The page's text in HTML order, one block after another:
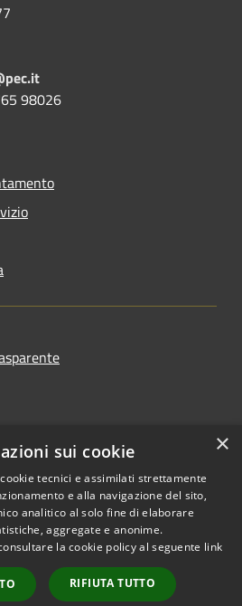
98026
Copyright © 2026 • Comune di
Nespolo • Powered by
Municipium•
Accesso
redazione
×
sui cookie
tecnici e assimilati strettamente
e alla navigazione del sito,
analitico al solo fine di elaborare
aggregate e anonime.
la cookie policy al seguente link
RIFIUTA TUTTO